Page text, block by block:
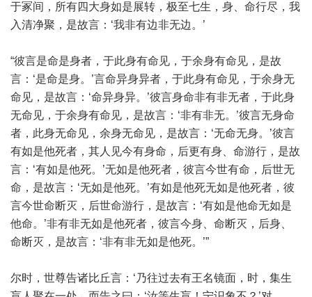
于冢间，所有四大身如是展转，极至七生，身、命行尽，我
入清净聚，是故言：‘我非有边非无边。’
“彼言是命是身者，于此身有命见，于余身有命见，是故
言：‘是命是身。’言命异身异者，于此身有命见，于余身无
命见，是故言：‘命异身异。’彼言身命非有非无者，于此身
无命见，于余身有命见，是故言：‘非有非无。’彼言无身命
者，此身无命见，余身无命见，是故言：‘无命无身。’彼言
有如是他死者，其人见今有身命，后更有身、命游行，是故
言：‘有如是他死。’无如是他死者，彼言今世有命，后世无
命，是故言：‘无如是他死。’有如是他死无如是他死者，彼
言今世命断灭，后世命游行，是故言：‘有如是他命无如是
他命。’非有非无如是他死者，彼言今身、命断灭，后身、
命断灭，是故言：‘非有非无如是他死。’”
尔时，世尊告诸比丘言：‘乃往过去有王名镜面，时，集生